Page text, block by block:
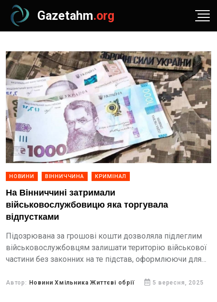
Gazetahm.org
НОВИНИ ВІННИЧЧИНА КРИМІНАЛ
На Вінниччині затримали
військовослужбовицю яка торгувала
відпустками
Підозрювана за грошові кошти дозволяла підлеглим
військовослужбовцям залишати територію військової
частини без законних на те підстав, оформлюючи для
Автор: Новини Хмільника Життєві обрії 5 вересня, 2025